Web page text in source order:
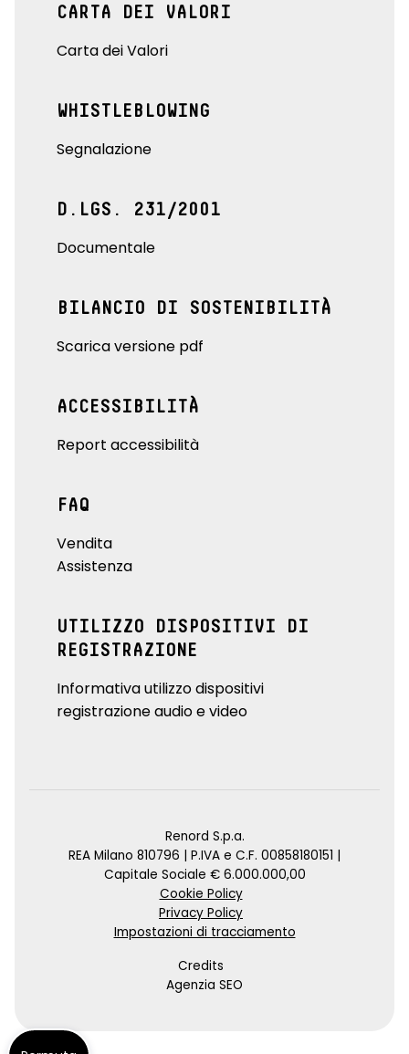
CARTA DEI VALORI
Carta dei Valori
WHISTLEBLOWING
Segnalazione
D.LGS. 231/2001
Documentale
BILANCIO DI SOSTENIBILITÀ
Scarica versione pdf
ACCESSIBILITÀ
Report accessibilità
FAQ
Vendita
Assistenza
UTILIZZO DISPOSITIVI DI
REGISTRAZIONE
Informativa utilizzo dispositivi
registrazione audio e video
Renord S.p.a.
REA Milano 810796 | P.IVA e C.F. 00858180151 |
Capitale Sociale € 6.000.000,00
Cookie Policy
Privacy Policy
Impostazioni di tracciamento
Credits
Agenzia SEO